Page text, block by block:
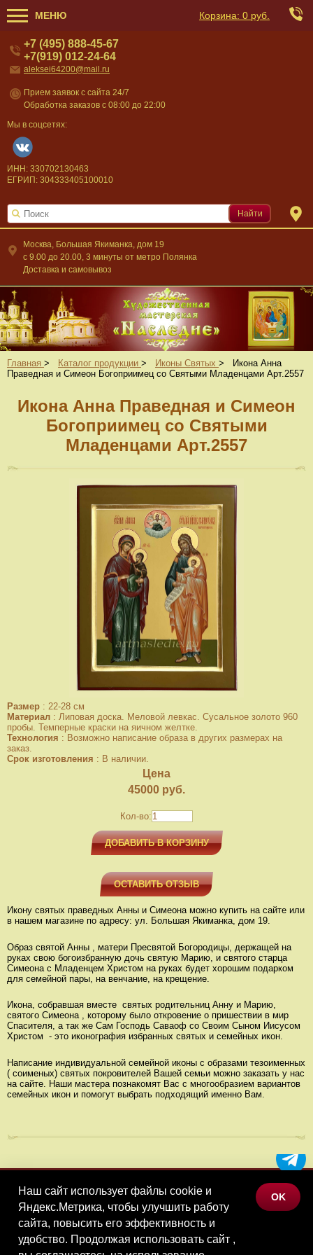
МЕНЮ Корзина: 0 руб.
Москва, Большая Якиманка, дом 19
c 9.00 до 20.00, 3 минуты от метро Полянка
Доставка и самовывоз
+7 (495) 888-45-67
+7(919) 012-24-64
aleksei64200@mail.ru
Прием заявок с сайта 24/7
Обработка заказов с 08:00 до 22:00
Мы в соцсетях:
ИНН: 330702130463
ЕГРИП: 304333405100010
Найти
Главная > Каталог продукции > Иконы Святых >
Икона Анна
Праведная и Симеон Богоприимец со Святыми Младенцами Арт.2557
Икона Анна Праведная и Симеон
Богоприимец со Святыми
Младенцами Арт.2557
Размер : 22-28 см
Материал : Липовая доска. Меловой левкас. Сусальное золото 960
пробы. Темперные краски на яичном желтке.
Технология : Возможно написание образа в других размерах на
заказ.
Срок изготовления : В наличии.
Цена
45000 руб.
Кол-во:
ДОБАВИТЬ В КОРЗИНУ
ОСТАВИТЬ ОТЗЫВ
Икону святых праведных Анны и Симеона можно купить на сайте или
в нашем магазине по адресу: ул. Большая Якиманка, дом 19.
Образ святой Анны , матери Пресвятой Богородицы, держащей на
руках свою богоизбранную дочь святую Марию, и святого старца
Симеона с Младенцем Христом на руках будет хорошим подарком
для семейной пары, на венчание, на крещение.
Икона, собравшая вместе святых родительниц Анну и Марию,
святого Симеона , которому было откровение о пришествии в мир
Спасителя, а так же Сам Господь Саваоф со Своим Сыном Иисусом
Христом - это иконография избранных святых и семейных икон.
Написание индивидуальной семейной иконы с образами тезоименных
( соименых) святых покровителей Вашей семьи можно заказать у нас
на сайте. Наши мастера познакомят Вас с многообразием вариантов
семейных икон и помогут выбрать подходящий именно Вам.
МЕНЮ
КАТАЛОГ ТОВАРОВ
КОНТАКТЫ
Наш сайт использует файлы cookie и
Яндекс.Метрика, чтобы улучшить работу
сайта, повысить его эффективность и
удобство. Продолжая использовать сайт ,
OK